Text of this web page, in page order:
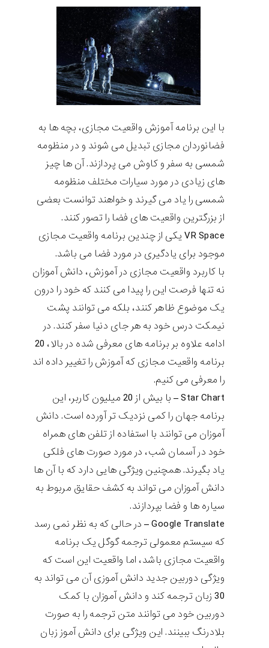
با این برنامه آموزش واقعیت مجازی، بچه ها به
فضانوردان مجازی تبدیل می شوند و در منظومه
شمسی به سفر و کاوش می پردازند. آن ها چیز
های زیادی در مورد سیارات مختلف منظومه
شمسی را یاد می گیرند و خواهند توانست بعضی
از بزرگترین واقعیت های فضا را تصور کنند.
VR Space یکی از چندین برنامه واقعیت مجازی
موجود برای یادگیری در مورد فضا می باشد.
با کاربرد واقعیت مجازی در آموزش، دانش آموزان
نه تنها فرصت این را پیدا می کنند که خود را درون
یک موضوع ظاهر کنند، بلکه می توانند پشت
نیمکت درس خود به هر جای دنیا سفر کنند. در
ادامه علاوه بر برنامه های معرفی شده در بالا، 20
برنامه واقعیت مجازی که آموزش را تغییر داده اند
را معرفی می کنیم.
Star Chart
– با بیش از 20 میلیون کاربر، این
برنامه جهان را کمی نزدیک تر آورده است. دانش
آموزان می توانند با استفاده از تلفن های همراه
خود در آسمان شب، در مورد صورت های فلکی
یاد بگیرند. همچنین ویژگی هایی دارد که با آن ها
دانش آموزان می تواند به کشف حقایق مربوط به
سیاره ها و فضا بپردازند.
Google Translate– در حالی که به نظر نمی رسد
که سیستم معمولی ترجمه گوگل یک برنامه
واقعیت مجازی باشد، اما واقعیت این است که
ویژگی دوربین جدید دانش آموزی آن می تواند به
30 زبان ترجمه کند و دانش آموزان با کمک
دوربین خود می توانند متن ترجمه را به صورت
بلادرنگ ببینند. این ویژگی برای دانش آموز زبان